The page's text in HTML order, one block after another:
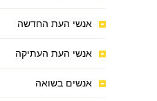
אנשי העת החדשה
אנשי העת העתיקה
אנשים בשואה